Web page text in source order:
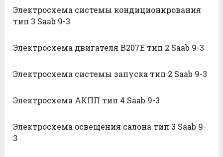
Электросхема системы кондиционирования
тип 3 Saab 9-3
Электросхема двигателя B207E тип 2 Saab 9-3
Электросхема системы запуска тип 2 Saab 9-3
Электросхема АКПП тип 4 Saab 9-3
Электросхема освещения салона тип 3 Saab 9-
3